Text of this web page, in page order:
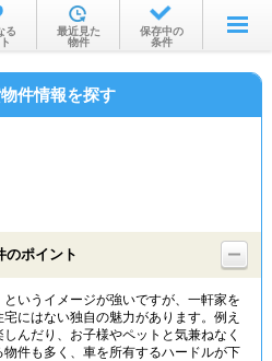
屋を探す
沿線・駅から
物件特集から
TOP
る
最近見た
物件
保存中の
条件
件情報を探す
のポイント
というイメージが強いですが、一軒家を
にはない独自の魅力があります。例え
んだり、お子様やペットと気兼ねなく
件も多く、車を所有するハードルが下